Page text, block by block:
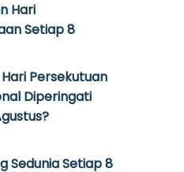
Hari
Setiap 8
Persekutuan
Diperingati
Sedunia Setiap 8